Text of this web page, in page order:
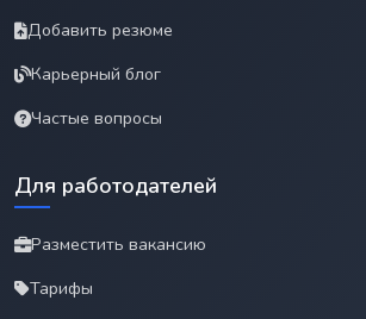
Добавить резюме
Карьерный блог
Частые вопросы
Для работодателей
Разместить вакансию
Тарифы